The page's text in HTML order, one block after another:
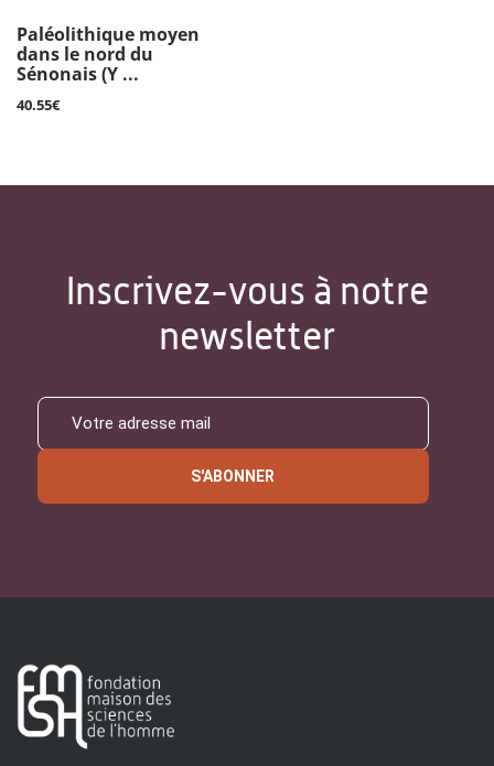
Paléolithique moyen
dans le nord du
Sénonais (Y ...
40.55€
Inscrivez-vous à notre
newsletter
S'ABONNER